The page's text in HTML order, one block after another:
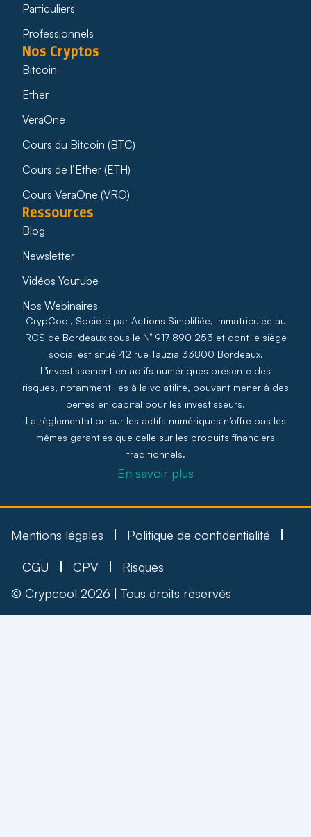
Particuliers
Professionnels
Nos Cryptos
Bitcoin
Ether
VeraOne
Cours du Bitcoin (BTC)
Cours de l’Ether (ETH)
Cours VeraOne (VRO)
Ressources
Blog
Newsletter
Vidéos Youtube
Nos Webinaires
CrypCool, Société par Actions Simplifiée, immatriculée au
RCS de Bordeaux sous le N° 917 890 253 et dont le siège
social est situé 42 rue Tauzia 33800 Bordeaux.
L’investissement en actifs numériques présente des
risques, notamment liés à la volatilité, pouvant mener à des
pertes en capital pour les investisseurs.
La règlementation sur les actifs numériques n’offre pas les
mêmes garanties que celle sur les produits financiers
traditionnels.
En savoir plus
Mentions légales Politique de confidentialité
CGU CPV
Risques
© Crypcool 2026 | Tous droits réservés